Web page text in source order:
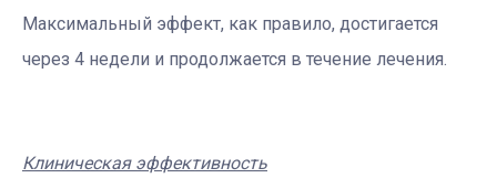
Максимальный эффект, как правило, достигается
через 4 недели и продолжается в течение лечения.
Клиническая эффективность